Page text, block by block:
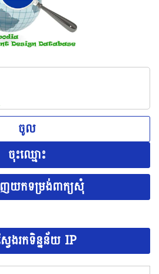
ចូល
ចុះឈ្មោះ
យកទម្រង់ពាក្យសុំ
ែងរកទិន្នន័យ IP